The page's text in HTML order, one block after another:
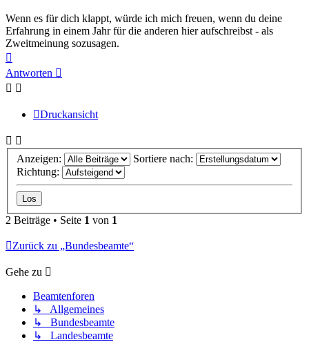
Wenn es für dich klappt, würde ich mich freuen, wenn du deine
Erfahrung in einem Jahr für die anderen hier aufschreibst - als
Zweitmeinung sozusagen.
oben
Antworten
Druckansicht
Anzeigen:
Sortiere nach:
Richtung:
2 Beiträge • Seite 1 von 1
Zurück zu „Bundesbeamte“
Gehe zu
Beamtenforen
↳ Allgemeines
↳ Bundesbeamte
↳ Landesbeamte